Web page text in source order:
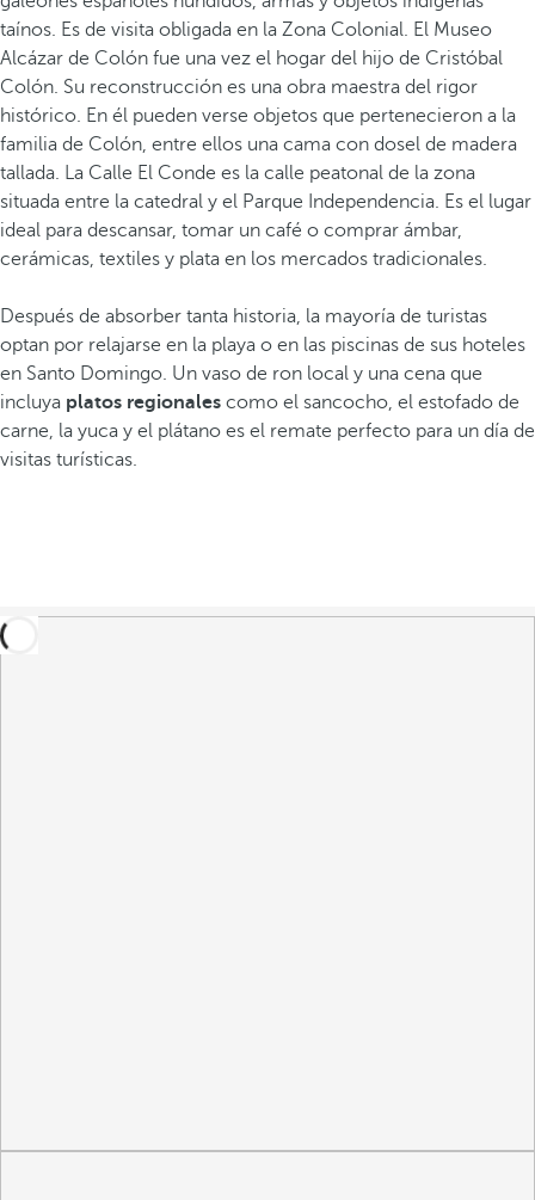
taínos. Es de visita obligada en la Zona Colonial. El Museo
Alcázar de Colón fue una vez el hogar del hijo de Cristóbal
Colón. Su reconstrucción es una obra maestra del rigor
histórico. En él pueden verse objetos que pertenecieron a la
familia de Colón, entre ellos una cama con dosel de madera
tallada. La Calle El Conde es la calle peatonal de la zona
situada entre la catedral y el Parque Independencia. Es el lugar
ideal para descansar, tomar un café o comprar ámbar,
cerámicas, textiles y plata en los mercados tradicionales.
Después de absorber tanta historia, la mayoría de turistas
optan por relajarse en la playa o en las piscinas de sus hoteles
en Santo Domingo. Un vaso de ron local y una cena que
incluya platos regionales como el sancocho, el estofado de
carne, la yuca y el plátano es el remate perfecto para un día de
visitas turísticas.